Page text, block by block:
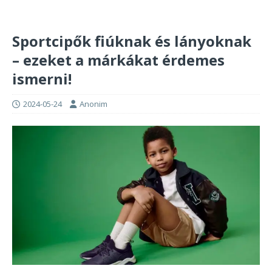
Sportcipők fiúknak és lányoknak
– ezeket a márkákat érdemes
ismerni!
2024-05-24 Anonim